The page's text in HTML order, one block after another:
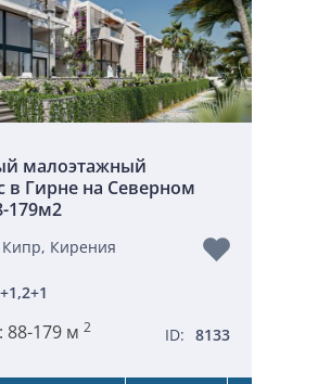
малоэтажный
в Гирне на Северном
179м2
Кирения
88-179 м 2 ID: 8133